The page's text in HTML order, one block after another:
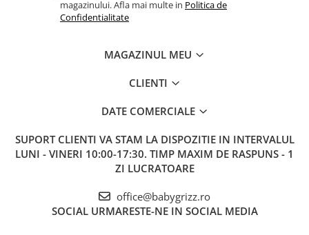
magazinului. Afla mai multe in Politica de
Confidentialitate
MAGAZINUL MEU
CLIENTI
DATE COMERCIALE
SUPORT CLIENTI VA STAM LA DISPOZITIE IN INTERVALUL
LUNI - VINERI 10:00-17:30. TIMP MAXIM DE RASPUNS - 1
ZI LUCRATOARE
office@babygrizz.ro
SOCIAL URMARESTE-NE IN SOCIAL MEDIA